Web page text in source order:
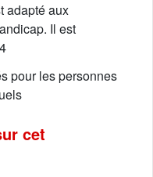
adapté aux
Il est
pour les personnes
cet